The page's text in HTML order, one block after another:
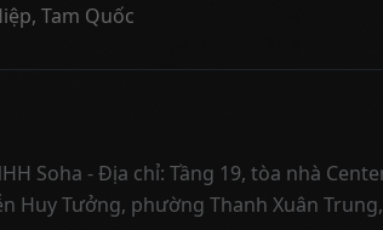
Tam Quốc
Soha - Địa chỉ: Tầng 19, tòa nhà
Huy Tưởng, phường Thanh Xuân